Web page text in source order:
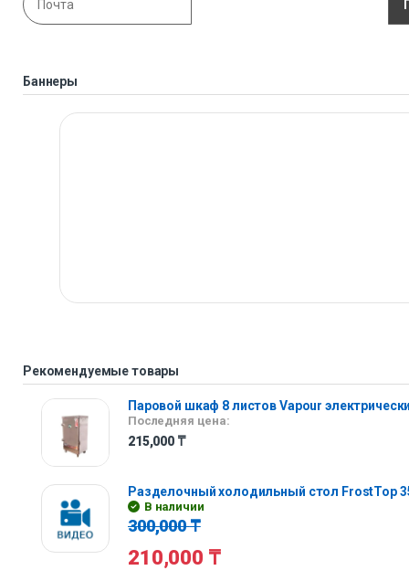
Баннеры
Рекомендуемые товары
Паровой шкаф 8 листов Vapour
Последняя цена:
215,000 ₸
Разделочный холодильный стол FrostTop
В наличии
300,000₸
210,000 ₸